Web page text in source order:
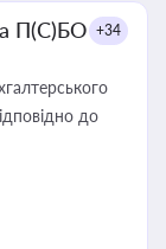
П(С)БО +34
до